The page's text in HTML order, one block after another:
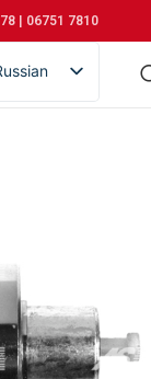
| 06751 7810